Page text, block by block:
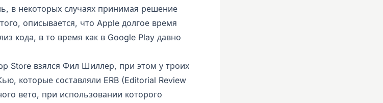
в некоторых случаях принимая решение
описывается, что Apple долгое время
кода, в то время как в Google Play давно
Store взялся Фил Шиллер, при этом у троих
которые составляли ERB (Editorial Review
вето, при использовании которого